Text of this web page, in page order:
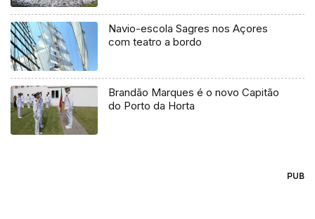
Navio-escola Sagres nos Açores
com teatro a bordo
Brandão Marques é o novo Capitão
do Porto da Horta
PUB